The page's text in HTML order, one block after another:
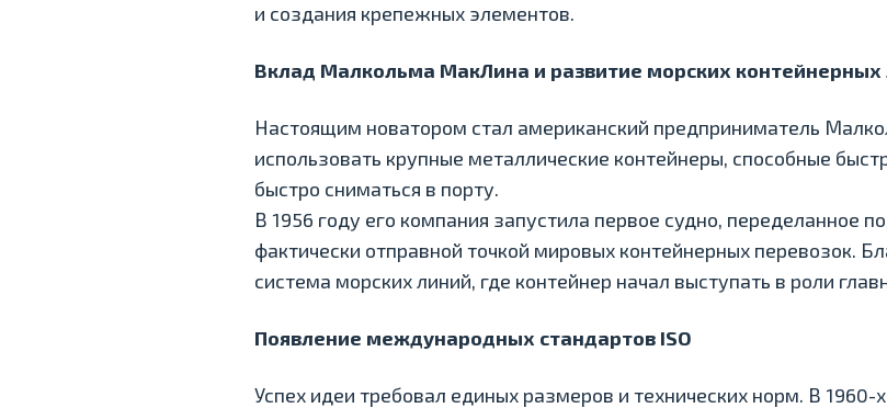
и создания крепежных элементов.
Вклад Малкольма МакЛина и развитие морских контейнерных
Настоящим новатором стал американский предприниматель
использовать крупные металлические контейнеры, способные
быстро сниматься в порту.
В 1956 году его компания запустила первое судно, переделанное
фактически отправной точкой мировых контейнерных перевозок.
система морских линий, где контейнер начал выступать в роли
Появление международных стандартов ISO
Успех идеи требовал единых размеров и технических норм. В 1960-